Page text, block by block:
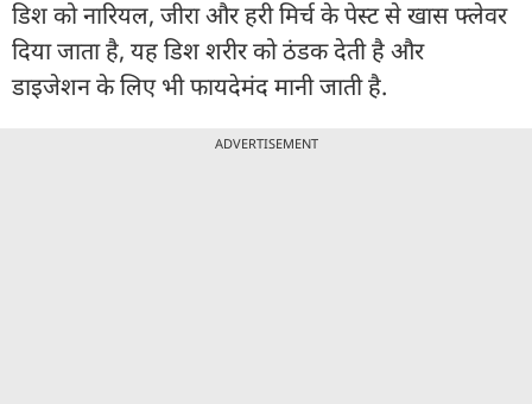
डिश को नारियल, जीरा और हरी मिर्च के पेस्ट से खास फ्लेवर
दिया जाता है, यह डिश शरीर को ठंडक देती है और
डाइजेशन के लिए भी फायदेमंद मानी जाती है.
ADVERTISEMENT